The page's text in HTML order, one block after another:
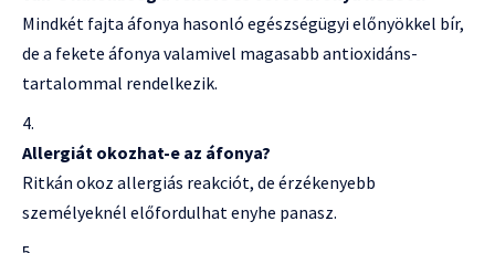
Mindkét fajta áfonya hasonló egészségügyi előnyökkel bír,
de a fekete áfonya valamivel magasabb antioxidáns-
tartalommal rendelkezik.
Allergiát okozhat-e az áfonya?
Ritkán okoz allergiás reakciót, de érzékenyebb
személyeknél előfordulhat enyhe panasz.